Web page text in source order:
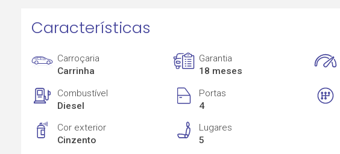
Características
Carroçaria
Carrinha
Garantia
18 meses
Combustível
Diesel
Portas
4
Cor exterior
Cinzento
Lugares
5